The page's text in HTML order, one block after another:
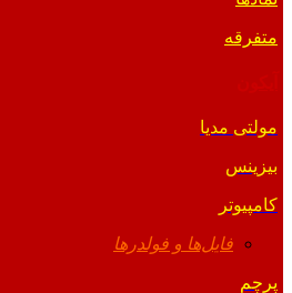
متفرقه
مولتی مدیا
بیزینس
کامپیوتر
فایل‌ها و فولدرها
پرچم